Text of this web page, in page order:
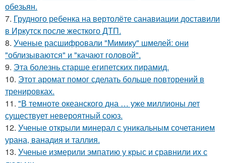
обезьян.
7. Грудного ребенка на вертолёте санавиации доставили
в Иркутск после жесткого ДТП.
8. Ученые расшифровали "Мимику" шмелей: они
"облизываются" и "качают головой".
9. Эта болезнь старше египетских пирамид.
10. Этот аромат помог сделать больше повторений в
тренировках.
11. "В темноте океанского дна … уже миллионы лет
существует невероятный союз.
12. Ученые открыли минерал с уникальным сочетанием
урана, ванадия и таллия.
13. Ученые измерили эмпатию у крыс и сравнили их с